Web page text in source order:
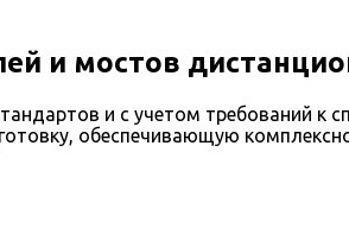
и мостов
и с учетом требований к
обеспечивающую